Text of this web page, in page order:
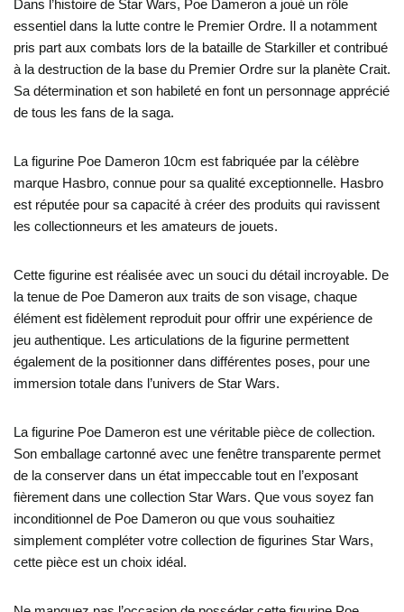
Dans l’histoire de Star Wars, Poe Dameron a joué un rôle
essentiel dans la lutte contre le Premier Ordre. Il a notamment
pris part aux combats lors de la bataille de Starkiller et contribué
à la destruction de la base du Premier Ordre sur la planète Crait.
Sa détermination et son habileté en font un personnage apprécié
de tous les fans de la saga.
La figurine Poe Dameron 10cm est fabriquée par la célèbre
marque Hasbro, connue pour sa qualité exceptionnelle. Hasbro
est réputée pour sa capacité à créer des produits qui ravissent
les collectionneurs et les amateurs de jouets.
Cette figurine est réalisée avec un souci du détail incroyable. De
la tenue de Poe Dameron aux traits de son visage, chaque
élément est fidèlement reproduit pour offrir une expérience de
jeu authentique. Les articulations de la figurine permettent
également de la positionner dans différentes poses, pour une
immersion totale dans l’univers de Star Wars.
La figurine Poe Dameron est une véritable pièce de collection.
Son emballage cartonné avec une fenêtre transparente permet
de la conserver dans un état impeccable tout en l’exposant
fièrement dans une collection Star Wars. Que vous soyez fan
inconditionnel de Poe Dameron ou que vous souhaitiez
simplement compléter votre collection de figurines Star Wars,
cette pièce est un choix idéal.